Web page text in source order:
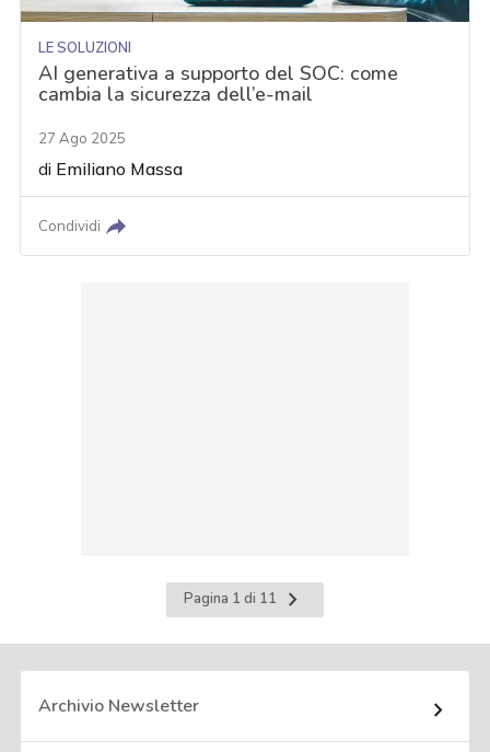
LE SOLUZIONI
AI generativa a supporto del SOC: come
cambia la sicurezza dell’e-mail
27 Ago 2025
di Emiliano Massa
Condividi
Pagina 1 di 11
Pagina
successiva
Archivio Newsletter